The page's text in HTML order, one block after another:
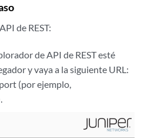
de REST:
de API de REST esté
y vaya a la siguiente URL:
(por ejemplo,